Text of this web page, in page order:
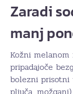
Zaradi
manj
Kožni melanom
pripadajoče
bolezni prisotni